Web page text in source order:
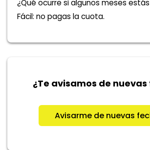
¿Qué ocurre si algunos meses
Fácil: no pagas la cuota.
¿Te avisamos de
Avisarme de nuevas